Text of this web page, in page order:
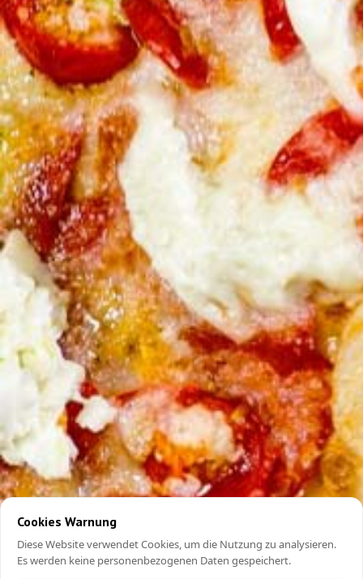
Cookies Warnung
Diese Website verwendet Cookies, um die Nutzung zu analysieren.
Es werden keine personenbezogenen Daten gespeichert.